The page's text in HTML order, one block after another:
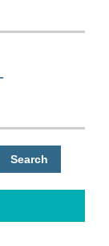
Search